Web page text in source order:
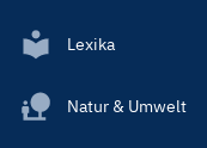
Lexika
Natur & Umwelt